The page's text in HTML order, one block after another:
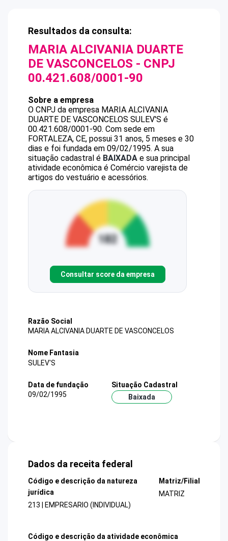
Resultados da consulta:
MARIA ALCIVANIA DUARTE
DE VASCONCELOS - CNPJ
00.421.608/0001-90
Sobre a empresa
O CNPJ da empresa MARIA ALCIVANIA
DUARTE DE VASCONCELOS SULEV'S é
00.421.608/0001-90. Com sede em
FORTALEZA, CE, possui 31 anos, 5 meses e 30
dias e foi fundada em 09/02/1995. A sua
situação cadastral é BAIXADA e sua principal
atividade econômica é Comércio varejista de
artigos do vestuário e acessórios.
Consultar score da empresa
Razão Social
MARIA ALCIVANIA DUARTE DE VASCONCELOS
Nome Fantasia
SULEV'S
Data de fundação
09/02/1995
Situação Cadastral
Baixada
Dados da receita federal
Código e descrição da natureza
jurídica
213 | EMPRESARIO (INDIVIDUAL)
Matriz/Filial
MATRIZ
Código e descrição da atividade econômica